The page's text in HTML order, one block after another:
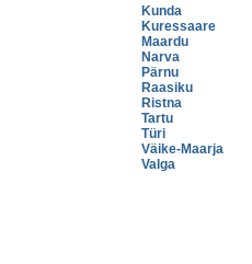
Kunda
Kuressaare
Maardu
Narva
Pärnu
Raasiku
Ristna
Tartu
Türi
Väike-Maarja
Valga